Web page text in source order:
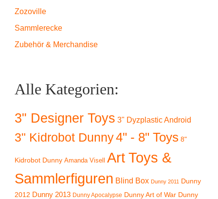
Zozoville
Sammlerecke
Zubehör & Merchandise
Alle Kategorien:
3" Designer Toys 3" Dyzplastic Android
3" Kidrobot Dunny4" - 8" Toys 8"
Kidrobot Dunny Amanda Visell
Art Toys &
Sammlerfiguren Blind Box Dunny 2011 Dunny
2012 Dunny 2013 Dunny Apocalypse Dunny Art of War Dunny